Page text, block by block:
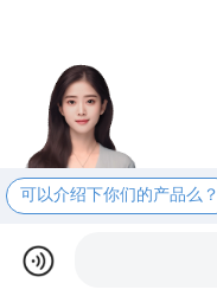
可以介绍下你们的产品么？